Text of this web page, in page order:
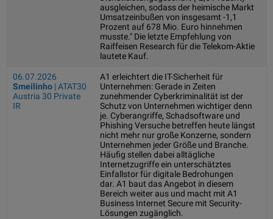
ausgleichen, sodass der heimische Markt
Umsatzeinbußen von insgesamt -1,1
Prozent auf 678 Mio. Euro hinnehmen
musste." Die letzte Empfehlung von
Raiffeisen Research für die Telekom-Aktie
lautete Kauf.
06.07.2026
Smeilinho | ATAT30
Austria 30 Private
IR
A1 erleichtert die IT-Sicherheit für
Unternehmen: Gerade in Zeiten
zunehmender Cyberkriminalität ist der
Schutz von Unternehmen wichtiger denn
je. Cyberangriffe, Schadsoftware und
Phishing Versuche betreffen heute längst
nicht mehr nur große Konzerne, sondern
Unternehmen jeder Größe und Branche.
Häufig stellen dabei alltägliche
Internetzugriffe ein unterschätztes
Einfallstor für digitale Bedrohungen
dar. A1 baut das Angebot in diesem
Bereich weiter aus und macht mit A1
Business Internet Secure mit Security-
Lösungen zugänglich.